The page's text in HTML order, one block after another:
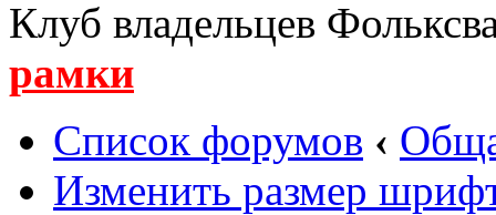
Клуб владельцев
рамки
Список форумов ‹
Изменить размер